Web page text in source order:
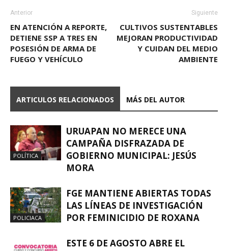
Anterior
EN ATENCIÓN A REPORTE,
DETIENE SSP A TRES EN
POSESIÓN DE ARMA DE
FUEGO Y VEHÍCULO
Siguiente
CULTIVOS SUSTENTABLES
MEJORAN PRODUCTIVIDAD
Y CUIDAN DEL MEDIO
AMBIENTE
ARTICULOS RELACIONADOS MÁS DEL AUTOR
POLÍTICA
URUAPAN NO MERECE UNA
CAMPAÑA DISFRAZADA DE
GOBIERNO MUNICIPAL: JESÚS
MORA
POLICIACA
FGE MANTIENE ABIERTAS TODAS
LAS LÍNEAS DE INVESTIGACIÓN
POR FEMINICIDIO DE ROXANA
ESTE 6 DE AGOSTO ABRE EL